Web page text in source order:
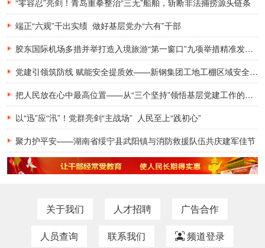
端正“六观”干出实绩 做好基层党办“六有”干部
胶东国际机场多措并举打造入境旅游“第一窗口”九项举措精准发力，助力青岛建设国际滨海旅游度假胜地
党建引领筑防线 赋能安全提质效——新钢集团工地工棚区域安全管理创新实践研究
把人民放在心中最高位置——从“三个坚持”领悟基层党建工作的为民初心
以“迅”应“汛”！党群亮剑“主战场” 人民至上“践初心”
聚力护平安——湖南省绥宁县武阳镇与消防救援队伍共庆建军佳节
关于我们 人才招聘
广告合作
人员查询
联系我们 频道登录